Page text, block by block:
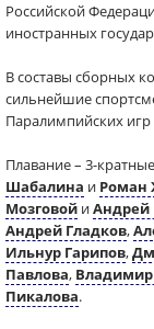
Российской
иностранных
В составы сборных
сильнейшие
Паралимпийских игр
Плавание – 3-
Шабалина и Роман
Мозговой иАндрей
Андрей Гладков,
Ильнур Гарипов,
Павлова,
Пикалова.